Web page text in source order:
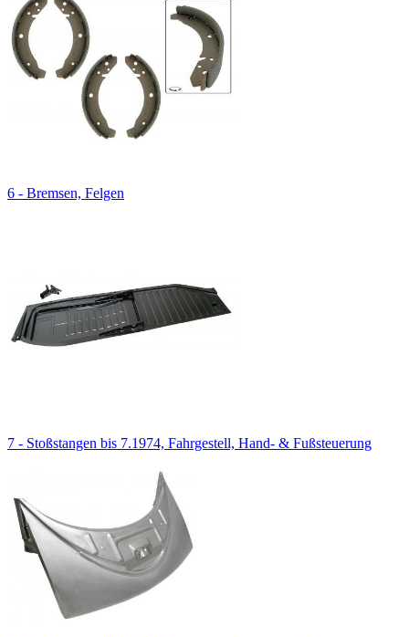
6 - Bremsen, Felgen
7 - Stoßstangen bis 7.1974, Fahrgestell, Hand- & Fußsteuerung